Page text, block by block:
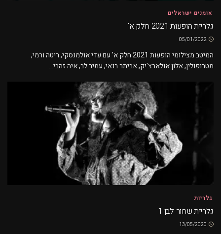
אומנים ישראלים
גלריית הופעות 2021 חלק א'
המיטב מצילומי הופעות 2021 חלק א' עם עדי אולמנסקי, ריטה ורמי,
מטרופולין, אלון אולארצ'יק, אביתר בנאי, עמיר לב, איה זהבי...
גלריות
גלריית שחור לבן 1